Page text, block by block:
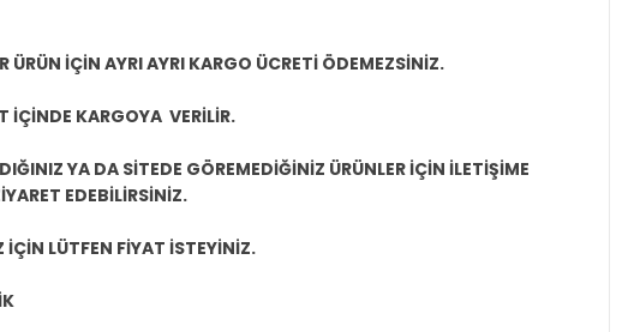
İÇİN AYRI AYRI KARGO ÜCRETİ ÖDEMEZSİNİZ.
İÇİNDE KARGOYA VERİLİR.
YA DA SİTEDE GÖREMEDİĞİNİZ ÜRÜNLER İÇİN İLETİŞİME
EDEBİLİRSİNİZ.
LÜTFEN FİYAT İSTEYİNİZ.